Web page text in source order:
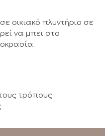
οικιακό πλυντήριο σε
να μπει στο
τρόπους